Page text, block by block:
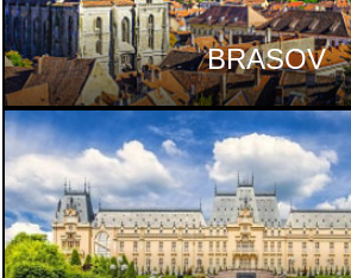
BRASOV